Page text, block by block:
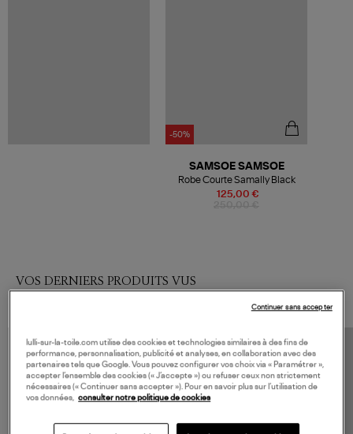
-50%
125,00 €
SAMSOE SAMSOE
Robe Courte Samally Black
VOS DERNIERS PRODUITS VUS
lulli-sur-la-toile.com utilise des cookies et technologies similaires à des fins de
performance, personnalisation, publicité et analyses, en collaboration avec des
partenaires tels que Google. Vous pouvez configurer vos choix via « Paramétrer »,
accepter l’ensemble des cookies (« J’accepte ») ou refuser ceux non strictement
nécessaires (« Continuer sans accepter »). Pour en savoir plus sur l’utilisation de
vos données,
consulter notre politique de cookies
Continuer sans accepter